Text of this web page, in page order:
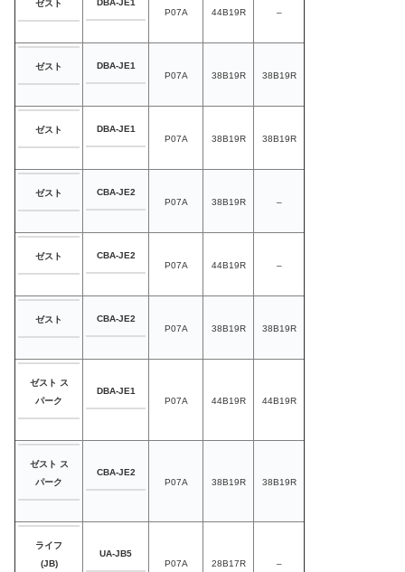
ゼスト
DBA-JE1
P07A
44B19R –
ゼスト
DBA-JE1
P07A
38B19R 38B19R
ゼスト
DBA-JE1
P07A
38B19R 38B19R
ゼスト
CBA-JE2
P07A
38B19R –
ゼスト
CBA-JE2
P07A
44B19R –
ゼスト
CBA-JE2
P07A
38B19R 38B19R
ゼスト ス
パーク
DBA-JE1
P07A
44B19R 44B19R
ゼスト ス
パーク
CBA-JE2
P07A
38B19R 38B19R
ライフ
(JB)
UA-JB5
P07A
28B17R –